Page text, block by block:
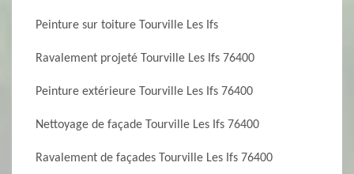
Peinture sur toiture Tourville Les Ifs
Ravalement projeté Tourville Les Ifs 76400
Peinture extérieure Tourville Les Ifs 76400
Nettoyage de façade Tourville Les Ifs 76400
Ravalement de façades Tourville Les Ifs 76400